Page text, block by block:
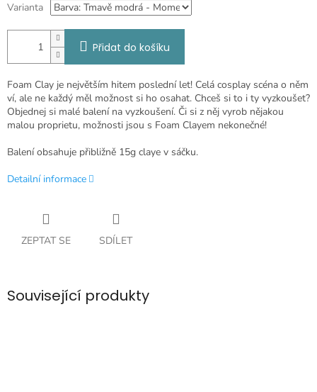
Varianta
Přidat do košíku
Foam Clay je největším hitem poslední let! Celá cosplay scéna o něm
ví, ale ne každý měl možnost si ho osahat. Chceš si to i ty vyzkoušet?
Objednej si malé balení na vyzkoušení. Či si z něj vyrob nějakou
malou proprietu, možnosti jsou s Foam Clayem nekonečné!
Balení obsahuje přibližně 15g claye v sáčku.
Detailní informace
ZEPTAT SE SDÍLET
Související produkty